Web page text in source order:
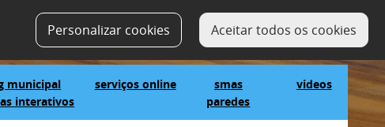
Personalizar cookies Aceitar todos os cookies
contactos SELECT LANGUAGE▼
municipal
interativos
serviços online
smas
paredes
videos
videos